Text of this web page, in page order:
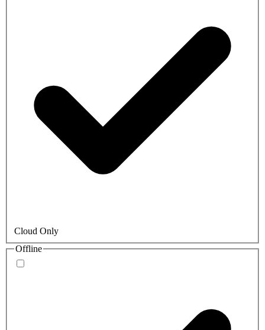
Cloud Only
Offline